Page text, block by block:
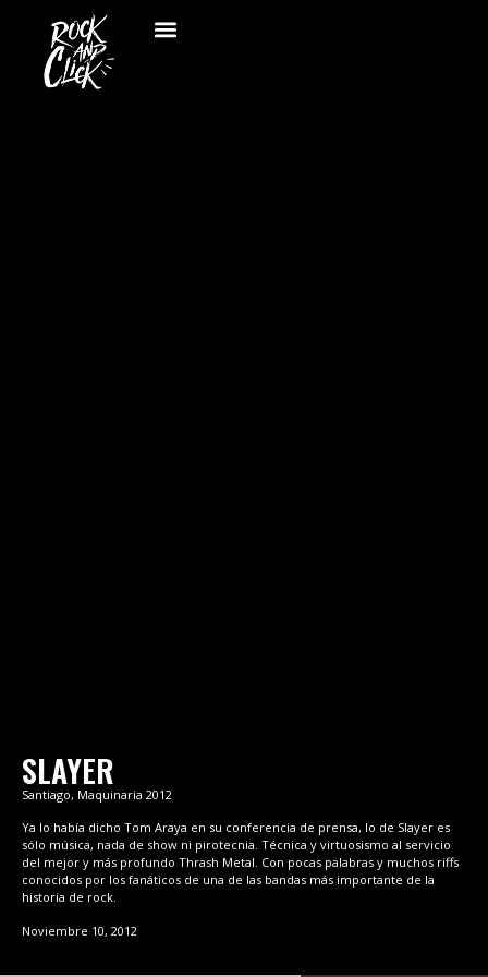
SLAYER
Santiago, Maquinaria 2012
Ya lo había dicho Tom Araya en su conferencia de prensa, lo de Slayer es
sólo música, nada de show ni pirotecnia. Técnica y virtuosismo al servicio
del mejor y más profundo Thrash Metal. Con pocas palabras y muchos riffs
conocidos por los fanáticos de una de las bandas más importante de la
historia de rock.
Noviembre 10, 2012